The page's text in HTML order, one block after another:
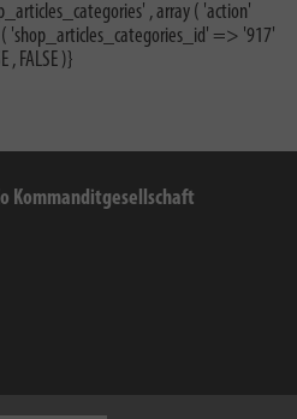
, array ( 'action'
=> '917'
FALSE )}
Kommanditgesellschaft